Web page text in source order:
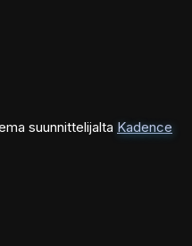
suunnittelijalta Kadence